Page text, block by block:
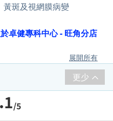
黃斑及視網膜病變
卓健專科中心 - 旺角分店
展開所有
更少
/5